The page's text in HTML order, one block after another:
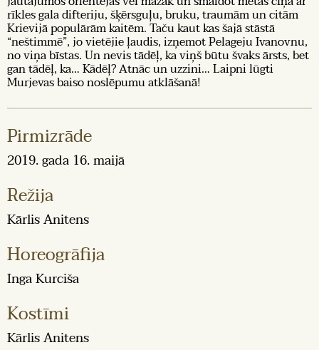
rīkles gala difteriju, šķērsguļu, bruku, traumām un citām
Krievijā populārām kaitēm. Taču kaut kas šajā stāstā
“neštimmē”, jo vietējie ļaudis, izņemot Pelageju Ivanovnu,
no viņa bīstas. Un nevis tādēļ, ka viņš būtu švaks ārsts, bet
gan tādēļ, ka… Kādēļ? Atnāc un uzzini… Laipni lūgti
Murjevas baiso noslēpumu atklāšanā!
Pirmizrāde
2019. gada 16. maijā
Režija
Kārlis Anitens
Horeogrāfija
Inga Kurciša
Kostīmi
Kārlis Anitens